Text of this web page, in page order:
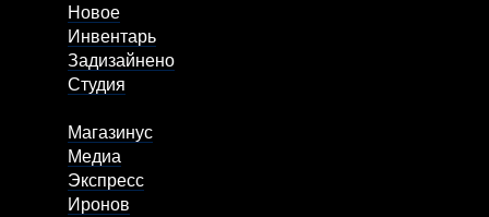
Новое
Инвентарь
Задизайнено
Студия
Магазинус
Медиа
Экспресс
Иронов